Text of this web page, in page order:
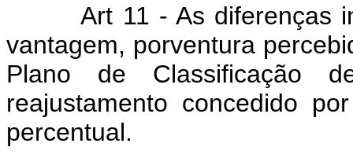
Art 11 - As diferenças
vantagem, porventura
Plano de Classificação
reajustamento concedido
percentual.